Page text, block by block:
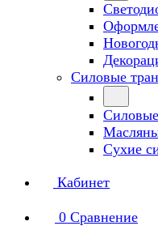
Силовые
Сухие
Кабинет
0 Сравнение